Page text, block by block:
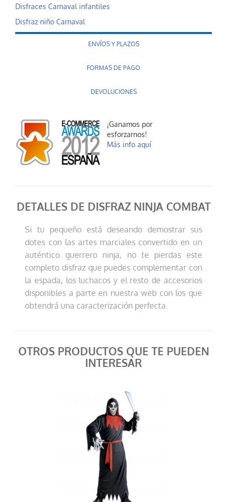
Disfraces Carnaval infantiles
Disfraz niño Carnaval
ENVÍOS Y PLAZOS
FORMAS DE PAGO
DEVOLUCIONES
¡Ganamos por
esforzarnos!
Más info aquí
DETALLES DE DISFRAZ NINJA COMBAT
Si tu pequeño está deseando demostrar sus
dotes con las artes marciales convertido en un
auténtico guerrero ninja, no te pierdas este
completo disfraz que puedes complementar con
la espada, los luchacos y el resto de accesorios
disponibles a parte en nuestra web con los que
obtendrá una caracterización perfecta.
OTROS PRODUCTOS QUE TE PUEDEN
INTERESAR